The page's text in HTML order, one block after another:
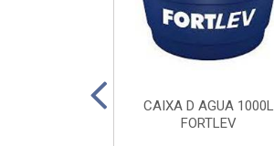
CAIXA D AGUA 1000L
FORTLEV